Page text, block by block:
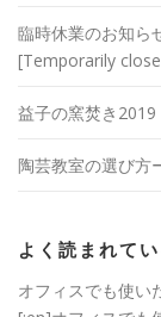
臨時休業のお知
[Temporarily
益子の窯焚き2019
陶芸教室の選び方
よく読まれて
オフィスでも使い